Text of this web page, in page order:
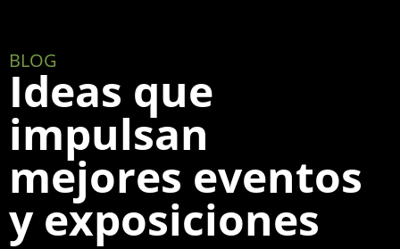
BLOG
Ideas que
impulsan
mejores eventos
y exposiciones